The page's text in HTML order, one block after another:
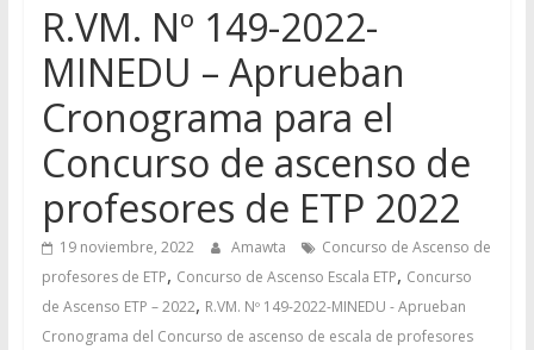
R.VM. Nº 149-2022-
MINEDU – Aprueban
Cronograma para el
Concurso de ascenso de
profesores de ETP 2022
19 noviembre, 2022 Amawta
Concurso de Ascenso de
profesores de ETP, Concurso de Ascenso Escala ETP, Concurso
de Ascenso ETP – 2022, R.VM. Nº 149-2022-MINEDU - Aprueban
Cronograma del Concurso de ascenso de escala de profesores